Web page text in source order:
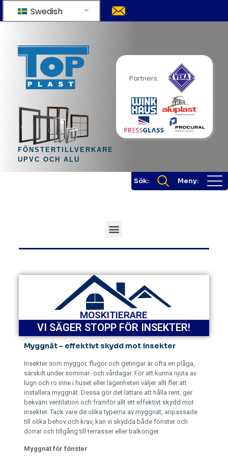
Swedish
FÖNSTERTILLVERKARE
UPVC OCH ALU
Partners:
Sök: Meny:
MOSKITIERARE
VI SÄGER STOPP FÖR INSEKTER!
Myggnät - effektivt skydd mot insekter
Insekter som myggor, flugor och getingar är ofta en plåga,
särskilt under sommar- och vårdagar. För att kunna njuta av
lugn och ro inne i huset eller lägenheten väljer allt fler att
installera myggnät. Dessa gör det lättare att hålla rent, ger
bekväm ventilation och framför allt ett effektivt skydd mot
insekter. Tack vare de olika typerna av myggnät, anpassade
till olika behov och krav, kan vi skydda både fönster och
dörrar och tillgång till terrasser eller balkonger.
Myggnät för fönster